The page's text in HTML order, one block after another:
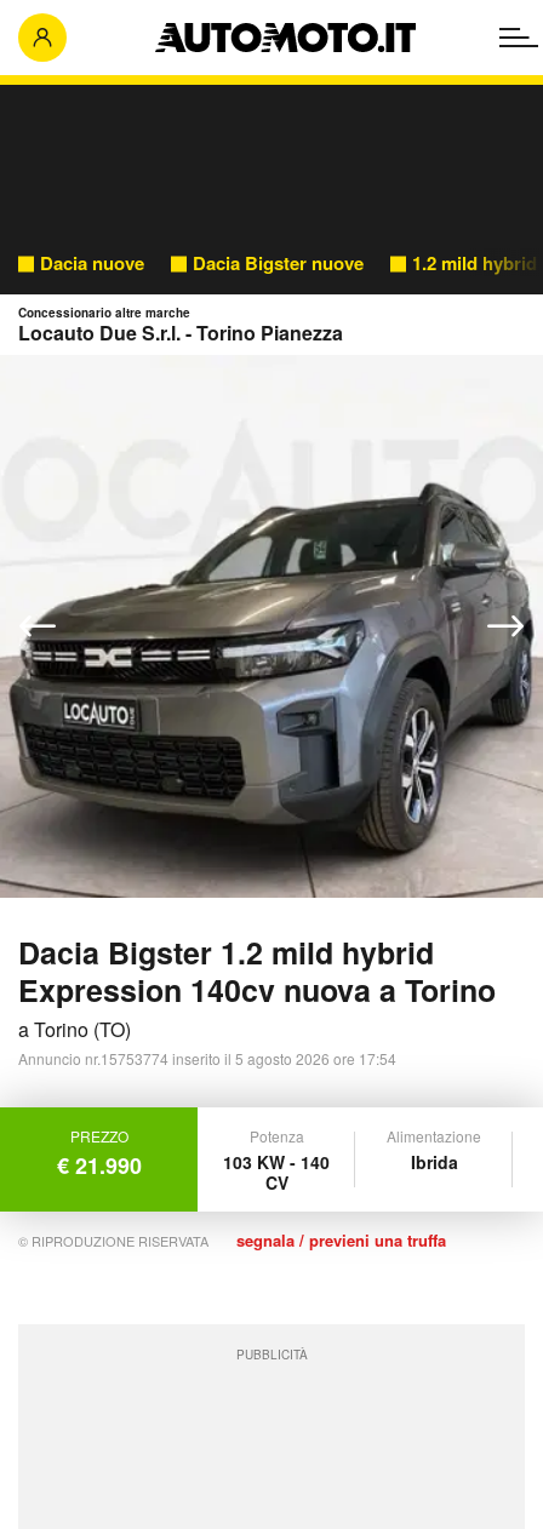
Dacia nuove Dacia Bigster nuove 1.2 mild
Dacia Bigster 1.2 mild hybrid
Expression 140cv nuova a Torino
a Torino (TO)
Annuncio nr.15753774 inserito il 5 agosto 2026 ore 17:54
Concessionario altre marche
Locauto Due S.r.l. - Torino Pianezza
PREZZO
€ 21.990
Potenza
103 KW - 140
CV
Alimentazione
Ibrida
© RIPRODUZIONE RISERVATA segnala / previeni una truffa
PUBBLICITÀ